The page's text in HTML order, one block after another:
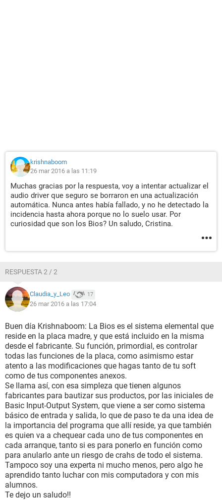
krishnaboom
26 mar 2016 a las 11:19
Muchas gracias por la respuesta, voy a intentar actualizar el
audio driver que seguro se borraron en una actualización
automática. Nunca antes había fallado, y no he detectado la
incidencia hasta ahora porque no lo suelo usar. Por
curiosidad que son los Bios? Un saludo, Cristina.
RESPUESTA 2 / 2
Claudia_y_Leo 17
26 mar 2016 a las 17:04
Buen día Krishnaboom: La Bios es el sistema elemental que
reside en la placa madre, y que está incluido en la misma
desde el fabricante. Su función, primordial, es controlar
todas las funciones de la placa, como asimismo estar
atento a las modificaciones que hagas tanto de tu soft
como de tus componentes anexos.
Se llama así, con esa simpleza que tienen algunos
fabricantes para bautizar sus productos, por las iniciales de
Basic Input-Output System, que viene a ser como sistema
básico de entrada y salida, lo que de paso te da una idea de
la importancia del programa que allí reside, ya que también
es quien va a chequear cada uno de tus componentes en
cada arranque, tanto si es para ponerlo en función como
para anularlo ante un riesgo de crahs de todo el sistema.
Tampoco soy una experta ni mucho menos, pero algo he
aprendido tanto luchar con mis computadora y con mis
alumnos.
Te dejo un saludo!!